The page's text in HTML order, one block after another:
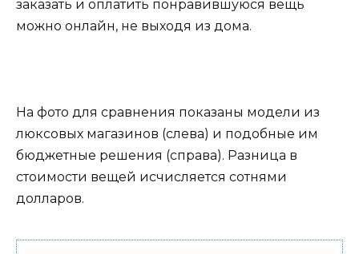
заказать и оплатить понравившуюся вещь
можно онлайн, не выходя из дома.
На фото для сравнения показаны модели из
люксовых магазинов (слева) и подобные им
бюджетные решения (справа). Разница в
стоимости вещей исчисляется сотнями
долларов.